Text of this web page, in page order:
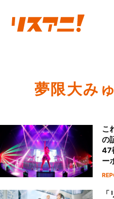
夢限大み
こ
の
47
ー
編